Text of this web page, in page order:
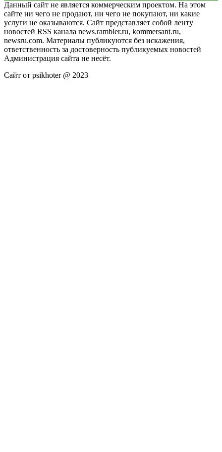
Данный сайт не является коммерческим проектом. На этом
сайте ни чего не продают, ни чего не покупают, ни какие
услуги не оказываются. Сайт представляет собой ленту
новостей RSS канала news.rambler.ru, kommersant.ru,
newsru.com. Материалы публикуются без искажения,
ответственность за достоверность публикуемых новостей
Администрация сайта не несёт.
Сайт от psikhoter @ 2023